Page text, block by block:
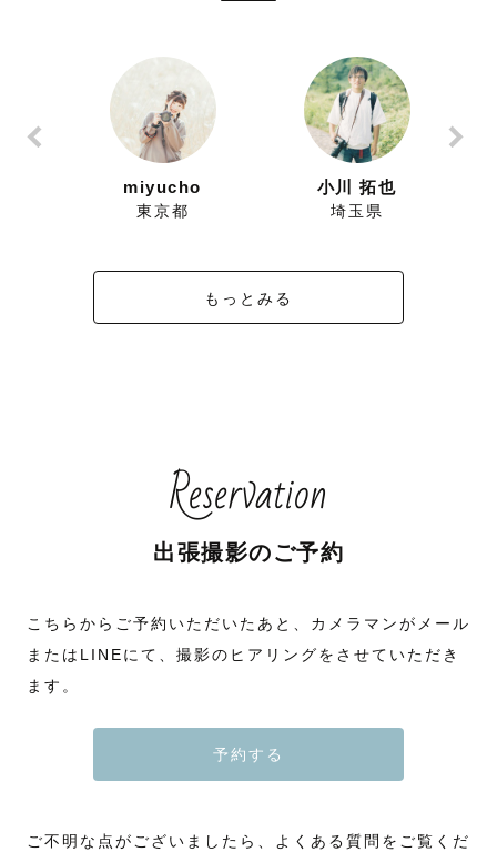
miyucho
東京都
小川 拓也
埼玉県
もっとみる
Reservation
出張撮影のご予約
こちらからご予約いただいたあと、カメラマンがメール
またはLINEにて、撮影のヒアリングをさせていただき
ます。
予約する
ご不明な点がございましたら、よくある質問をご覧くだ